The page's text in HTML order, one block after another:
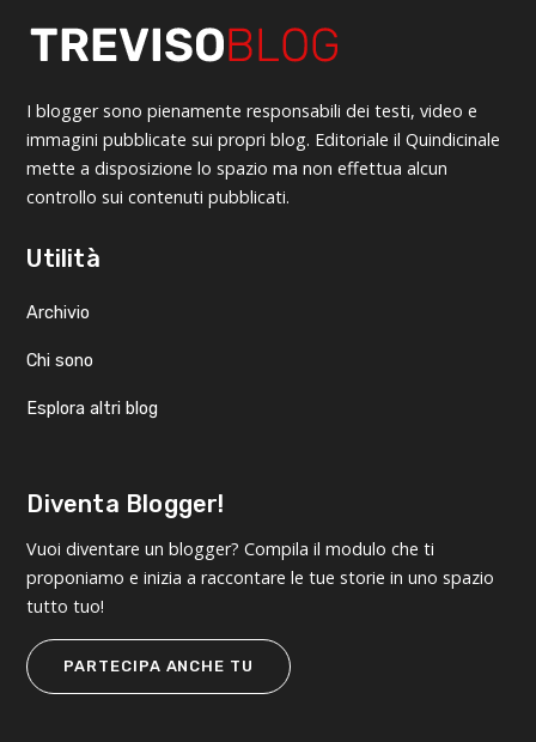
I blogger sono pienamente responsabili dei testi, video e
immagini pubblicate sui propri blog. Editoriale il Quindicinale
mette a disposizione lo spazio ma non effettua alcun
controllo sui contenuti pubblicati.
Utilità
Archivio
Chi sono
Esplora altri blog
Diventa Blogger!
Vuoi diventare un blogger? Compila il modulo che ti
proponiamo e inizia a raccontare le tue storie in uno spazio
tutto tuo!
PARTECIPA ANCHE TU